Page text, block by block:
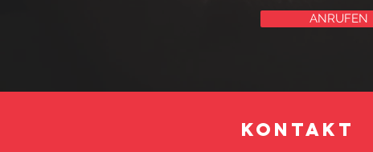
ANRUFEN
KONTAKT